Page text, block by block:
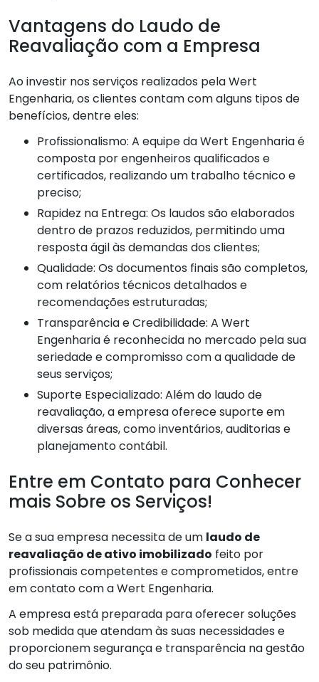
Vantagens do Laudo de
Reavaliação com a Empresa
Ao investir nos serviços realizados pela Wert
Engenharia, os clientes contam com alguns tipos de
benefícios, dentre eles:
Profissionalismo: A equipe da Wert Engenharia é
composta por engenheiros qualificados e
certificados, realizando um trabalho técnico e
preciso;
Rapidez na Entrega: Os laudos são elaborados
dentro de prazos reduzidos, permitindo uma
resposta ágil às demandas dos clientes;
Qualidade: Os documentos finais são completos,
com relatórios técnicos detalhados e
recomendações estruturadas;
Transparência e Credibilidade: A Wert
Engenharia é reconhecida no mercado pela sua
seriedade e compromisso com a qualidade de
seus serviços;
Suporte Especializado: Além do laudo de
reavaliação, a empresa oferece suporte em
diversas áreas, como inventários, auditorias e
planejamento contábil.
Entre em Contato para Conhecer
mais Sobre os Serviços!
Se a sua empresa necessita de um laudo de
reavaliação de ativo imobilizado feito por
profissionais competentes e comprometidos, entre
em contato com a Wert Engenharia.
A empresa está preparada para oferecer soluções
sob medida que atendam às suas necessidades e
proporcionem segurança e transparência na gestão
do seu patrimônio.